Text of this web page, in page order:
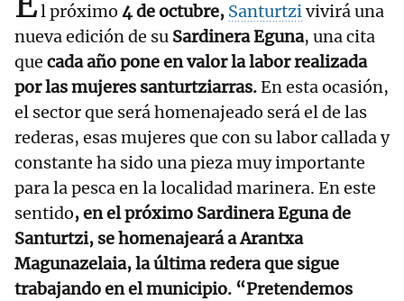
l próximo 4 de octubre, Santurtzivivirá una
nueva edición de su Sardinera Eguna, una cita
que cada año pone en valor la labor realizada
por las mujeres santurtziarras.En esta ocasión,
el sector que será homenajeado será el de las
rederas, esas mujeres que con su labor callada y
constante ha sido una pieza muy importante
para la pesca en la localidad marinera. En este
sentido, en el próximo Sardinera Eguna de
Santurtzi, se homenajeará a Arantxa
Magunazelaia, la última redera que sigue
trabajando en el municipio. “Pretendemos